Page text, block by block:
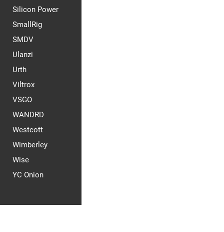
Silicon Power
SmallRig
SMDV
Ulanzi
Urth
Viltrox
VSGO
WANDRD
Westcott
Wimberley
Wise
YC Onion